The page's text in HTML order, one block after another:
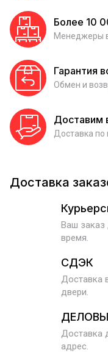
Более 10
Менеджеры
Гарантия
Обмен и
Доставим
Доставка по
Доставка
Ваш заказ
время.
СДЭК
Доставка
двери.
Доставка
адрес.